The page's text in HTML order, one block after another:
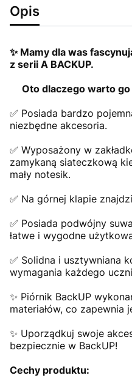
Opis
✨ Mamy dla was
z serii A BACKUP.
Oto dlaczego warto go
✅ Posiada bardzo
niezbędne akcesoria.
✅ Wyposażony w
zamykaną siateczkową
mały notesik.
✅ Na górnej klapie
✅ Posiada podwójny
łatwe i wygodne
✅ Solidna i usztywniana
wymagania każdego
✨ Piórnik BackUP
materiałów, co zapewnia
✨ Uporządkuj swoje
bezpiecznie w BackUP!
Cechy produktu: